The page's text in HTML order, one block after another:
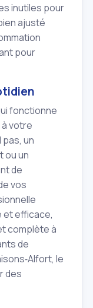
inutiles pour
ajusté
pour
fonctionne
votre
un
ou un
de
vos
et efficace,
complète à
de
le
des